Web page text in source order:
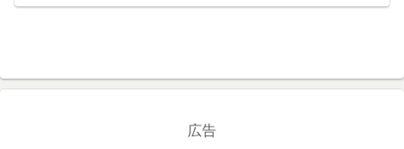
広告